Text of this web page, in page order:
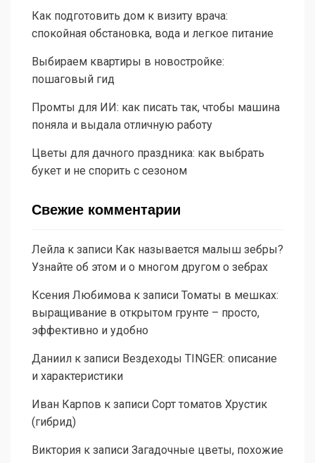
Как подготовить дом к визиту врача:
спокойная обстановка, вода и легкое питание
Выбираем квартиры в новостройке:
пошаговый гид
Промты для ИИ: как писать так, чтобы машина
поняла и выдала отличную работу
Цветы для дачного праздника: как выбрать
букет и не спорить с сезоном
Свежие комментарии
Лейла к записи Как называется малыш зебры?
Узнайте об этом и о многом другом о зебрах
Ксения Любимова к записи Томаты в мешках:
выращивание в открытом грунте – просто,
эффективно и удобно
Даниил к записи Вездеходы TINGER: описание
и характеристики
Иван Карпов к записи Сорт томатов Хрустик
(гибрид)
Виктория к записи Загадочные цветы, похожие